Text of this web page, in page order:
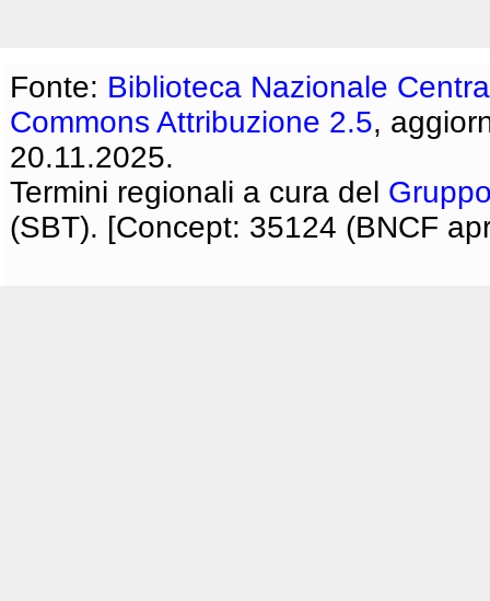
Fonte: Biblioteca Nazionale
Commons Attribuzione 2.5,
20.11.2025.
Termini regionali a cura del
(SBT). [Concept: 35124 (BNCF